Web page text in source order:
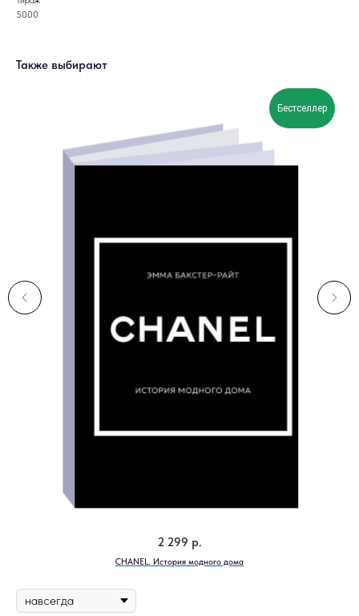
5000
Также выбирают
Бестселлер
CHANEL. История модного дома
2 299 р.